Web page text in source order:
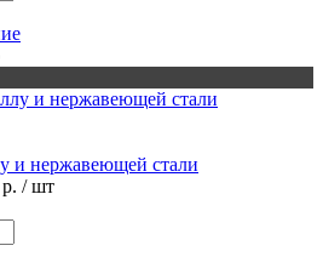
и нержавеющей стали
/ шт